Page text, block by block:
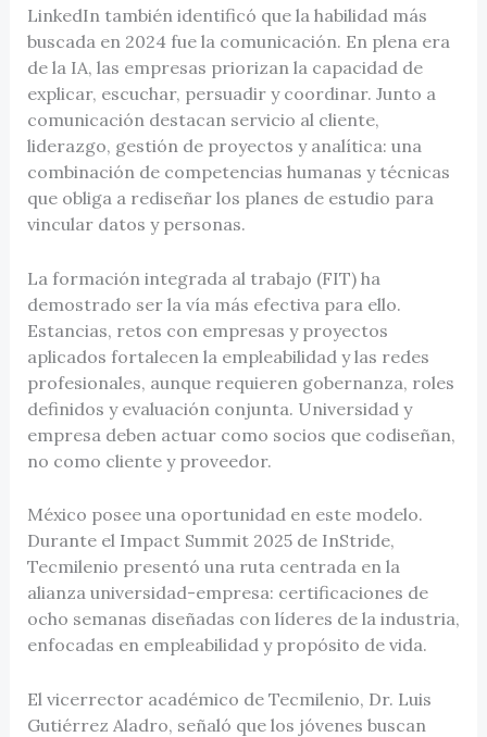
LinkedIn también identificó que la habilidad más
buscada en 2024 fue la comunicación. En plena era
de la IA, las empresas priorizan la capacidad de
explicar, escuchar, persuadir y coordinar. Junto a
comunicación destacan servicio al cliente,
liderazgo, gestión de proyectos y analítica: una
combinación de competencias humanas y técnicas
que obliga a rediseñar los planes de estudio para
vincular datos y personas.
La formación integrada al trabajo (FIT) ha
demostrado ser la vía más efectiva para ello.
Estancias, retos con empresas y proyectos
aplicados fortalecen la empleabilidad y las redes
profesionales, aunque requieren gobernanza, roles
definidos y evaluación conjunta. Universidad y
empresa deben actuar como socios que codiseñan,
no como cliente y proveedor.
México posee una oportunidad en este modelo.
Durante el Impact Summit 2025 de InStride,
Tecmilenio presentó una ruta centrada en la
alianza universidad-empresa: certificaciones de
ocho semanas diseñadas con líderes de la industria,
enfocadas en empleabilidad y propósito de vida.
El vicerrector académico de Tecmilenio, Dr. Luis
Gutiérrez Aladro, señaló que los jóvenes buscan